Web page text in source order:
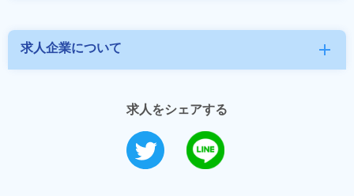
求人企業について add
求人をシェアする